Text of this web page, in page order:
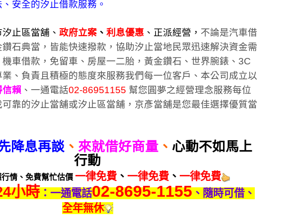
安全的汐止借款服務。
止區當舖、 政府立案 、 利息優惠 、正派經營， 不論是汽車借
石典當，皆能快速撥款，協助汐止當地民眾迅速解決資金需
車借款，免留車、房屋一二胎，黃金鑽石、世界腕錶、3C
、負責且積極的態度來服務我們每一位客戶、本公司成立以
信賴 、一通電話02-86951155 幫您圓夢之經營理念服務每位
靠的汐止當舖或汐止區當舖，京彥當舖是您最佳選擇優質當
降息再談、 來就借好商量、 心動不如馬上
行動
情、免費幫忙估價 一律免費 、 一律免費 、 一律免費
小時 ：一通電話02-8695-1155 、隨時可借、
全年無休